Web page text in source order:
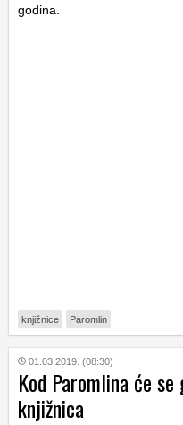
godina.
knjižnice Paromlin
01.03.2019. (08:30)
Kod Paromlina će
knjižnica